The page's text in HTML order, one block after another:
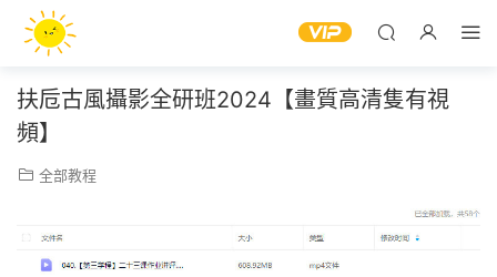
扶卮古風攝影全研班2024【畫質高清隻有視
頻】
全部教程